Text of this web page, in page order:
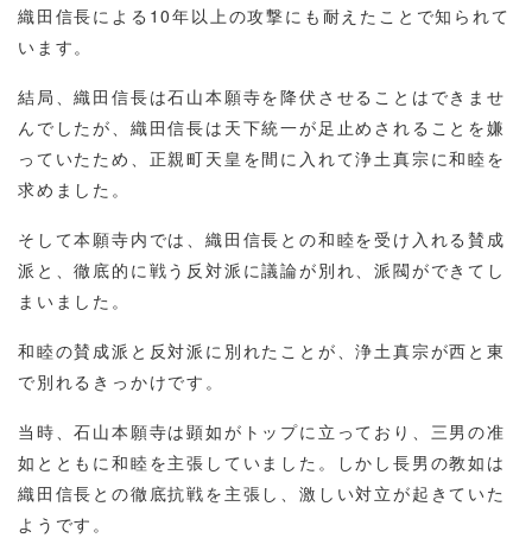
織田信長による10年以上の攻撃にも耐えたことで知られて
います。
結局、織田信長は石山本願寺を降伏させることはできませ
んでしたが、織田信長は天下統一が足止めされることを嫌
っていたため、正親町天皇を間に入れて浄土真宗に和睦を
求めました。
そして本願寺内では、織田信長との和睦を受け入れる賛成
派と、徹底的に戦う反対派に議論が別れ、派閥ができてし
まいました。
和睦の賛成派と反対派に別れたことが、浄土真宗が西と東
で別れるきっかけです。
当時、石山本願寺は顕如がトップに立っており、三男の准
如とともに和睦を主張していました。しかし長男の教如は
織田信長との徹底抗戦を主張し、激しい対立が起きていた
ようです。